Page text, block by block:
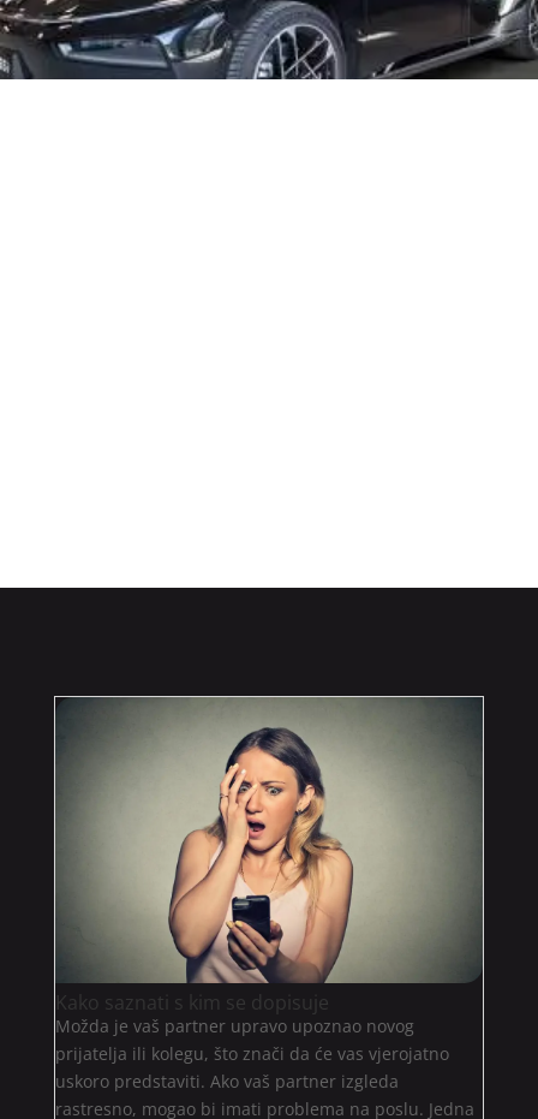
Kako saznati s kim se dopisuje
Možda je vaš partner upravo upoznao novog
prijatelja ili kolegu, što znači da će vas vjerojatno
uskoro predstaviti. Ako vaš partner izgleda
rastresno, mogao bi imati problema na poslu. Jedna